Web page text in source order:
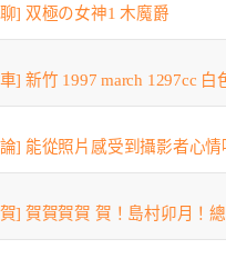
] 双極の女神1 木魔爵
] 新竹 1997 march 1297cc 白
] 能從照片感受到攝影者心情
] 賀賀賀賀 賀！島村卯月！